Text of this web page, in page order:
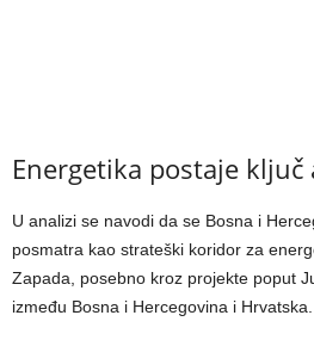
Energetika postaje
U analizi se navodi da se Bosna i
posmatra kao strateški koridor za
Zapada, posebno kroz projekte poput
između Bosna i Hercegovina i Hrvatska.